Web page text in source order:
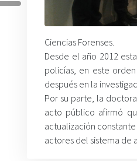
Ciencias Forenses.
Desde el año 2012
policías, en este
después en la
Por su parte, la
acto público afirmó
actualización
actores del sistema de